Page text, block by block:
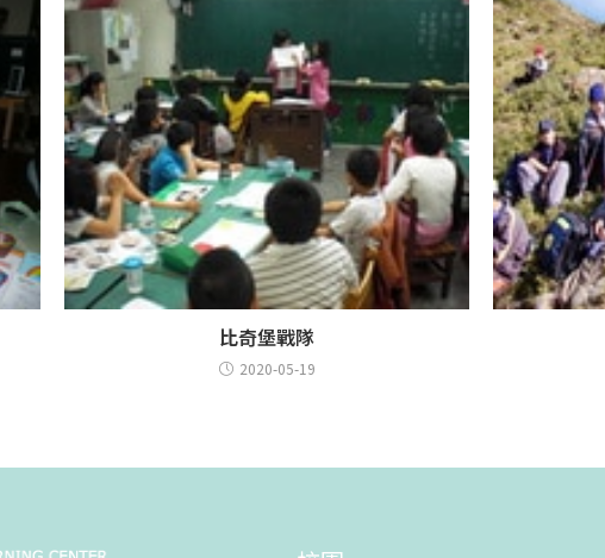
比奇堡戰隊
2020-05-19